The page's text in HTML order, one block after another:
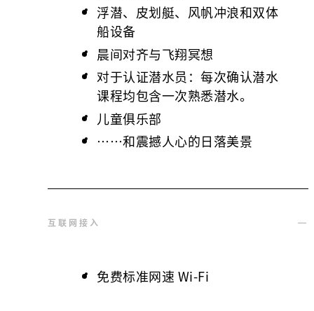
浮潜、皮划艇、风帆冲浪和双体
船设备
晨间对齐与飞翔冥想
对于认证潜水员：每次确认潜水
课程均包含一次熟悉潜水。
儿童俱乐部
……和震撼人心的日落美景
互联网接入
免费标准网速 Wi-Fi